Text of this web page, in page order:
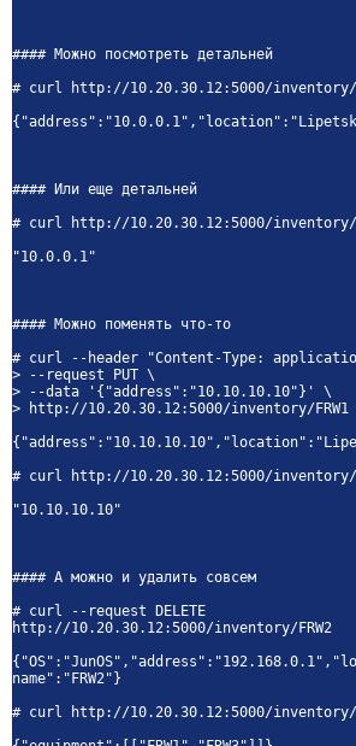
#### Можно посмотреть детальней
# curl http://10.20.30.12:5000/inventory/
#### Или еще детальней
# curl http://10.20.30.12:5000/inventory/
"10.0.0.1"
#### Можно поменять что-то
# curl --header "Content-Type:
> --request PUT \
> --data '{"address":"10.10.10.10"}' \
> http://10.20.30.12:5000/inventory/FRW1
# curl http://10.20.30.12:5000/inventory/
"10.10.10.10"
#### А можно и удалить совсем
# curl --request DELETE
http://10.20.30.12:5000/inventory/FRW2
name":"FRW2"}
# curl http://10.20.30.12:5000/inventory/